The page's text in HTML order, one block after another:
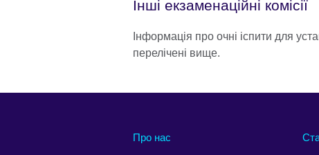
Інші екзаменаційні комісії
Інформація про очні іспити для
перелічені вище.
Про нас